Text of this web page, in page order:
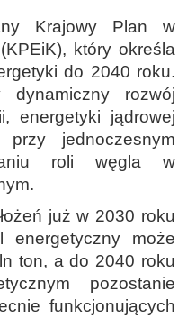
Krajowy Plan w
który określa
do 2040 roku.
dynamiczny rozwój
energetyki jądrowej
jednoczesnym
roli węgla w
już w 2030 roku
energetyczny może
ton, a do 2040 roku
pozostanie
funkcjonujących